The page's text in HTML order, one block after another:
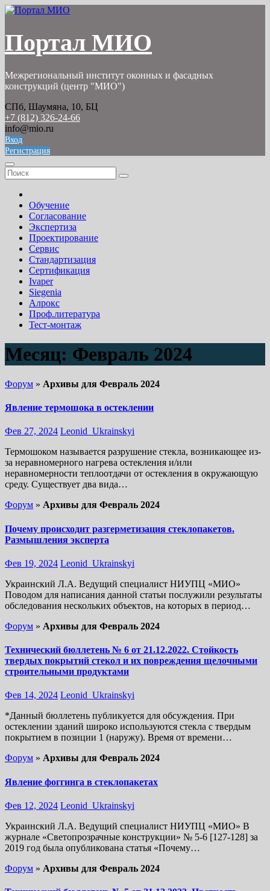
Перейти
Портал МИО
Межрегиональный институт оконных и фасадных
конструкций (центр "МИО")
СПб, Шаумяна, 10, БЦ
+7 (812) 326-24-66
info@mio.ru
Вход
Регистрация
Обучение
Согласование
Экспертиза
Проектирование
Сервис
Стандартизация
Сертификация
Ivaper
Siegenia
Алрокс
Проф.литература
Тест-монтаж
Месяц: Февраль 2024
Форум » Архивы для Февраль 2024
Явление термошока в остеклении
Фев 27, 2024 Leonid_Ukrainskyi
Термошоком называется разрушение стекла, возникающее из-
за неравномерного нагрева остекления и/или
неравномерности теплоотдачи от остекления в окружающую
среду. Существует два вида…
Форум » Архивы для Февраль 2024
Почему происходит разгерметизация стеклопакетов.
Размышления эксперта
Фев 19, 2024 Leonid_Ukrainskyi
Украинский Л.А. Ведущий специалист НИУПЦ «МИО»
Поводом для написания данной статьи послужили результаты
обследования нескольких объектов, на которых в период…
Форум » Архивы для Февраль 2024
Технический бюллетень № 6 от 21.12.2022. Стойкость
твердых покрытий стекол и их повреждения щелочными
строительными продуктами
Фев 14, 2024 Leonid_Ukrainskyi
*Данный бюллетень публикуется для обсуждения. При
остеклении зданий широко используются стекла с твердым
покрытием в позиции 1 (наружу). Время от времени…
Форум » Архивы для Февраль 2024
Явление фоггинга в стеклопакетах
Фев 12, 2024 Leonid_Ukrainskyi
Украинский Л.А. Ведущий специалист НИУПЦ «МИО» В
журнале «Светопрозрачные конструкции» № 5-6 [127-128] за
2019 год была опубликована статья «Почему…
Форум » Архивы для Февраль 2024